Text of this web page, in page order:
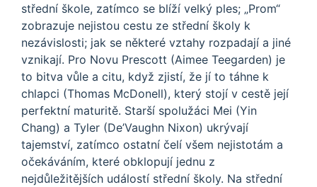
střední škole, zatímco se blíží velký ples; „Prom“
zobrazuje nejistou cestu ze střední školy k
nezávislosti; jak se některé vztahy rozpadají a jiné
vznikají. Pro Novu Prescott (Aimee Teegarden) je
to bitva vůle a citu, když zjistí, že jí to táhne k
chlapci (Thomas McDonell), který stojí v cestě její
perfektní maturitě. Starší spolužáci Mei (Yin
Chang) a Tyler (De’Vaughn Nixon) ukrývají
tajemství, zatímco ostatní čelí všem nejistotám a
očekáváním, které obklopují jednu z
nejdůležitějších událostí střední školy. Na střední